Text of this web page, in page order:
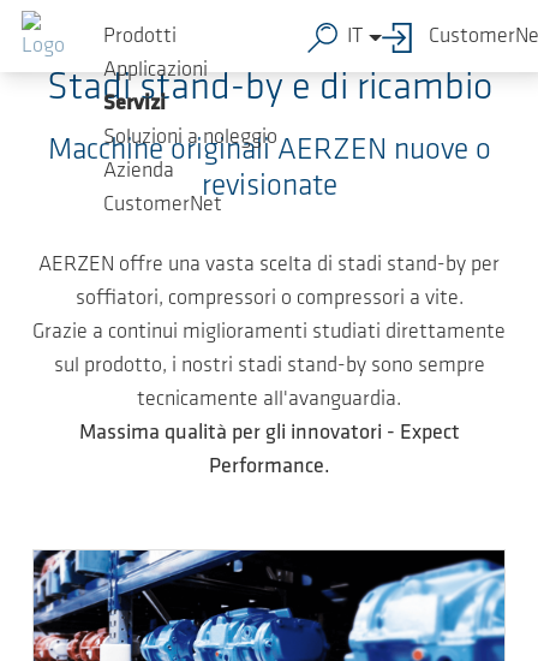
Salta al contenuto principale
Prodotti
Applicazioni
Servizi
Soluzioni a noleggio
Azienda
CustomerNet
IT
Stadi stand-by e di ricambio
Macchine originali AERZEN nuove o
revisionate
AERZEN offre una vasta scelta di stadi stand-by per
soffiatori, compressori o compressori a vite.
Grazie a continui miglioramenti studiati direttamente
sul prodotto, i nostri stadi stand-by sono sempre
tecnicamente all'avanguardia.
Massima qualità per gli innovatori - Expect
Performance.